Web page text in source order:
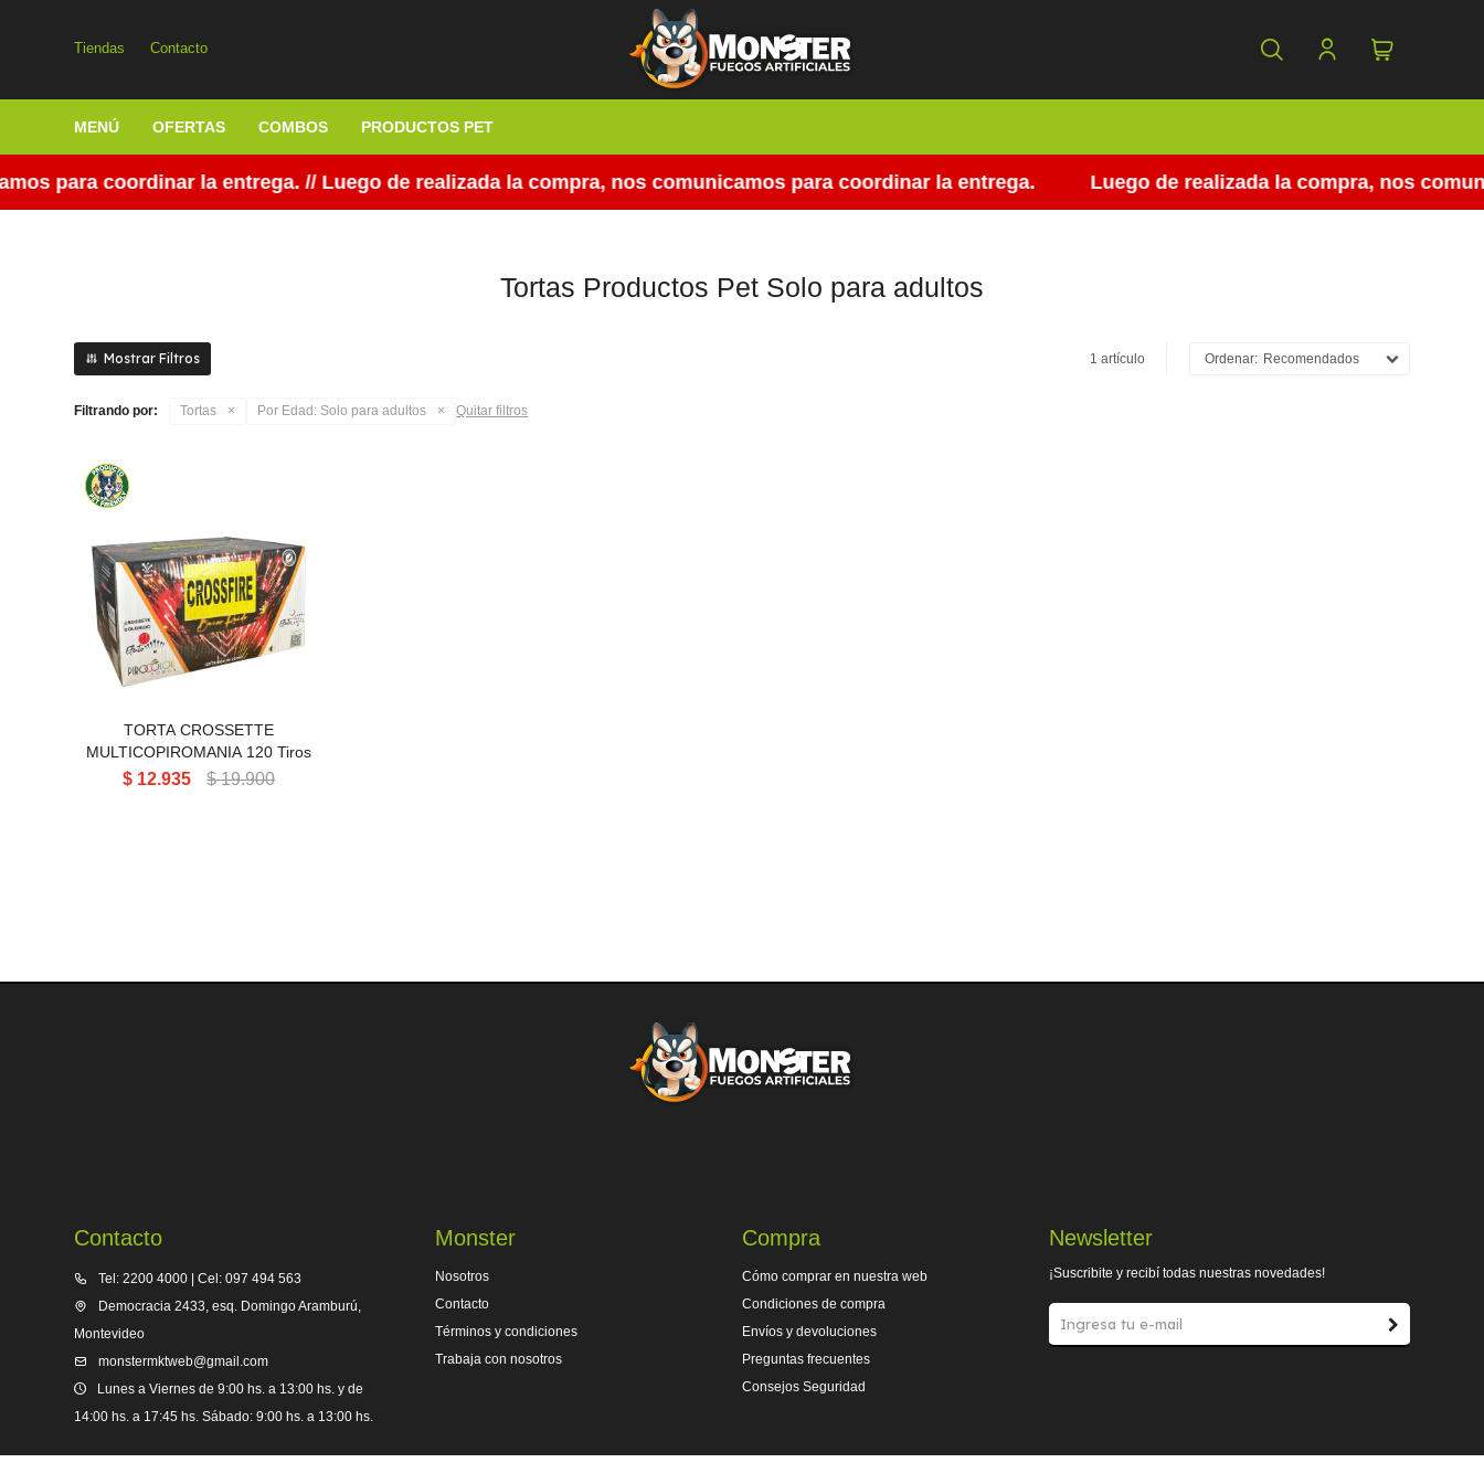
MENÚ OFERTAS COMBOS PRODUCTOS PET
Tiendas Contacto
para coordinar la entrega. // Luego de realizada la compra, nos comunicamos para coordinar la entrega. Luego de realizada la compra, nos
Tortas Productos Pet Solo para adultos
1 artículo Recomendados
Filtrando por: Tortas Por Edad: Solo para adultos Quitar filtros
TORTA CROSSETTE
MULTICOPIROMANIA 120T
TORTA CROSSETTE
MULTICOPIROMANIA 120 Tiros
$ 12.935 $ 19.900
Contacto
Tel: 2200 4000 | Cel: 097 494 563
Democracia 2433, esq. Domingo Aramburú,
Montevideo
monstermktweb@gmail.com
Lunes a Viernes de 9:00 hs. a 13:00 hs. y de
14:00 hs. a 17:45 hs. Sábado: 9:00 hs. a 13:00 hs.
Monster
Nosotros
Contacto
Términos y condiciones
Trabaja con nosotros
Compra
Cómo comprar en nuestra web
Condiciones de compra
Envíos y devoluciones
Preguntas frecuentes
Consejos Seguridad
Newsletter
¡Suscribite y recibí todas nuestras novedades!